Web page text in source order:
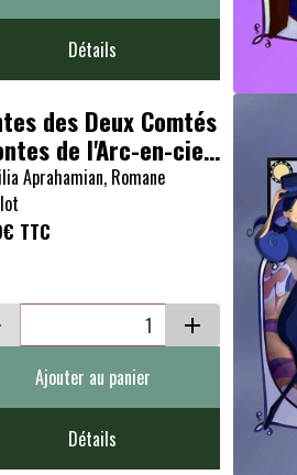
Détails
des Deux Comtés
de l'Arc-en-ciel
Aprahamian, Romane
TTC
Ajouter au panier
Détails